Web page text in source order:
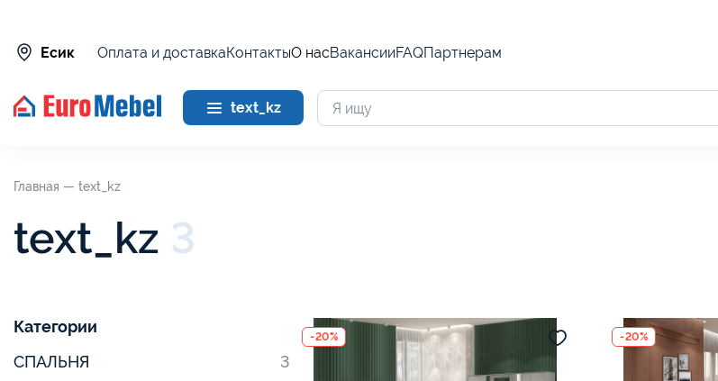
Есик Оплата и доставкаКонтактыО насВакансииFAQПартнерам
text_kz
Главная — text_kz
text_kz 3
Категории
СПАЛЬНЯ
3
-20% -20%